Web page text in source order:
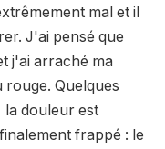
mal et il
J'ai pensé que
j'ai arraché ma
Quelques
la douleur est
frappé : le